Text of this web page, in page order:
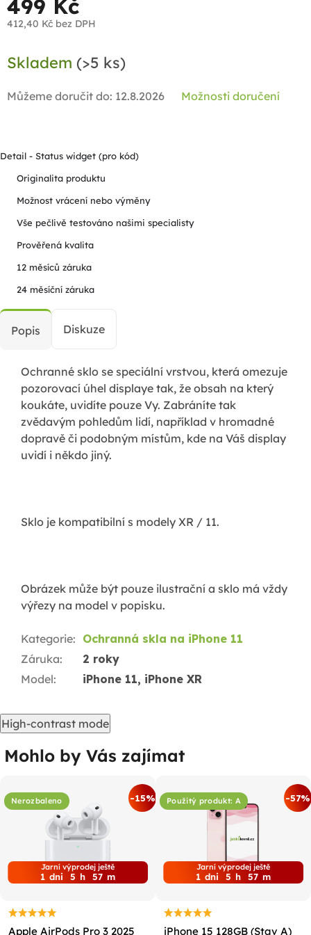
499 Kč
412,40 Kč bez DPH
cena:
Skladem (>5 ks)
Můžeme doručit do: 12.8.2026 Možnosti doručení
Detail - Status widget (pro kód)
Originalita produktu
Možnost vrácení nebo výměny
Vše pečlivě testováno našimi specialisty
Prověřená kvalita
12 měsíců záruka
24 měsíční záruka
Popis Diskuze
Ochranné sklo se speciální vrstvou, která omezuje
pozorovací úhel displaye tak, že obsah na který
koukáte, uvidíte pouze Vy. Zabráníte tak
zvědavým pohledům lidí, například v hromadné
dopravě či podobným místům, kde na Váš display
uvidí i někdo jiný.
Sklo je kompatibilní s modely XR / 11.
Obrázek může být pouze ilustrační a sklo má vždy
výřezy na model v popisku.
Kategorie: Ochranná skla na iPhone 11
Záruka:
2 roky
Model: iPhone 11, iPhone XR
High-contrast mode
Mohlo by Vás zajímat
Nerozbaleno -15%
Jarní výprodej ještě
1 dni 5 h 57 m
Apple AirPods Pro 3 2025
Použitý produkt: A -57%
Jarní výprodej ještě
1 dni 5 h 57 m
iPhone 15 128GB (Stav A)